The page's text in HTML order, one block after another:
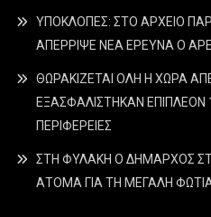
ΥΠΟΚΛΟΠΕΣ: ΣΤΟ ΑΡΧΕΙΟ
ΑΠΕΡΡΙΨΕ ΝΕΑ ΕΡΕΥΝΑ Ο
ΘΩΡΑΚΙΖΕΤΑΙ ΟΛΗ Η ΧΩΡΑ
ΕΞΑΣΦΑΛΙΣΤΗΚΑΝ ΕΠΙΠΛΕΟΝ
ΠΕΡΙΦΕΡΕΙΕΣ
ΣΤΗ ΦΥΛΑΚΗ Ο ΔΗΜΑΡΧΟΣ
ΑΤΟΜΑ ΓΙΑ ΤΗ ΜΕΓΑΛΗ